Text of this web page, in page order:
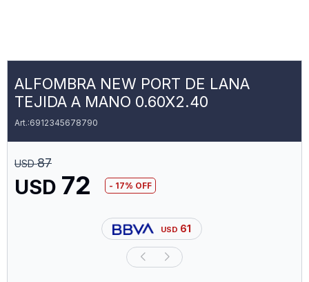
ALFOMBRA NEW PORT DE LANA
TEJIDA A MANO 0.60X2.40
6912345678790
USD 72
USD 87
17
USD 61